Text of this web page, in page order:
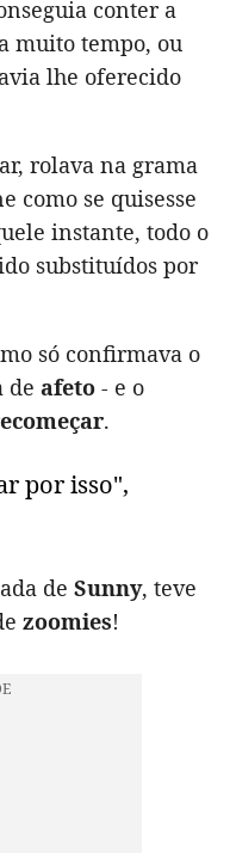
conter a
muito tempo, ou
lhe oferecido
rolava na grama
como se quisesse
instante, todo o
substituídos por
só confirmava o
de afeto - e o
.
por isso",
de Sunny, teve
zoomies!